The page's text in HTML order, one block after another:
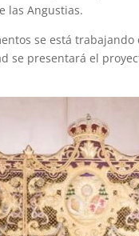
las Angustias.
se está
se presentará el